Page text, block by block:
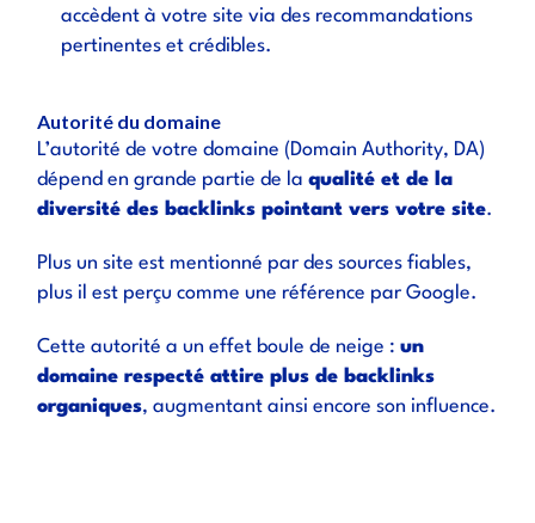
accèdent à votre site via des recommandations
pertinentes et crédibles.
Autorité du domaine
L’autorité de votre domaine (Domain Authority, DA)
dépend en grande partie de laqualité et de la
diversité des backlinks pointant vers votre site.
Plus un site est mentionné par des sources fiables,
plus il est perçu comme une référence par Google.
Cette autorité a un effet boule de neige :un
domaine respecté attire plus de backlinks
organiques, augmentant ainsi encore son influence.